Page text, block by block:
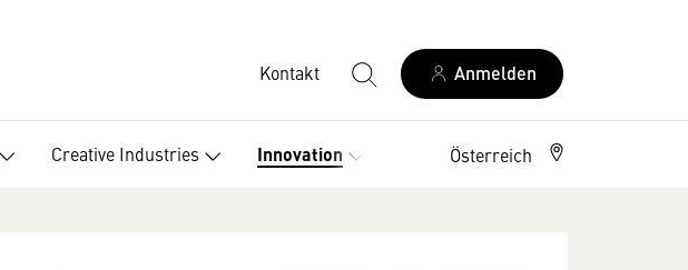
Kontakt Anmelden
Creative Industries Innovation Österreich